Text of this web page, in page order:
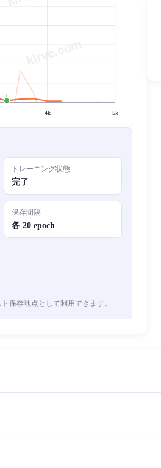
4k 5k
トレーニング状態
完了
保存間隔
各 20 epoch
保存地点として利用できます。